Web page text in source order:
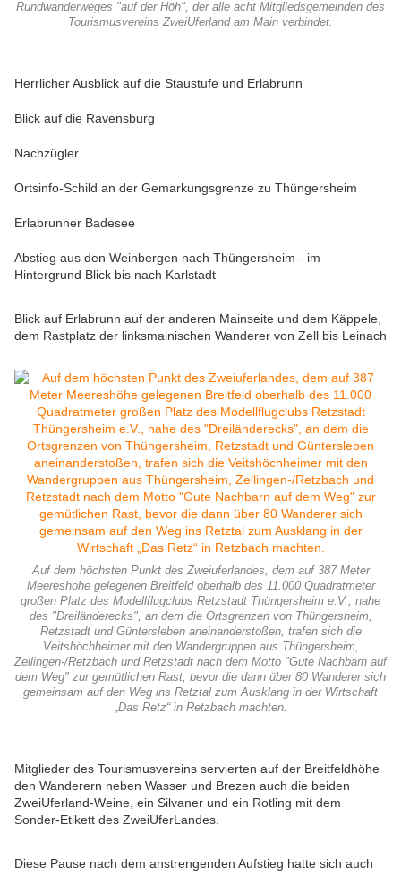
Rundwanderweges "auf der Höh", der alle acht Mitgliedsgemeinden des
Tourismusvereins ZweiUferland am Main verbindet.
Herrlicher Ausblick auf die Staustufe und Erlabrunn
Blick auf die Ravensburg
Nachzügler
Ortsinfo-Schild an der Gemarkungsgrenze zu Thüngersheim
Erlabrunner Badesee
Abstieg aus den Weinbergen nach Thüngersheim - im
Hintergrund Blick bis nach Karlstadt
Blick auf Erlabrunn auf der anderen Mainseite und dem Käppele,
dem Rastplatz der linksmainischen Wanderer von Zell bis Leinach
Auf dem höchsten Punkt des Zweiuferlandes, dem auf 387 Meter
Meereshöhe gelegenen Breitfeld oberhalb des 11.000 Quadratmeter
großen Platz des Modellflugclubs Retzstadt Thüngersheim e.V., nahe
des "Dreiländerecks", an dem die Ortsgrenzen von Thüngersheim,
Retzstadt und Güntersleben aneinanderstoßen, trafen sich die
Veitshöchheimer mit den Wandergruppen aus Thüngersheim,
Zellingen-/Retzbach und Retzstadt nach dem Motto "Gute Nachbarn auf
dem Weg" zur gemütlichen Rast, bevor die dann über 80 Wanderer sich
gemeinsam auf den Weg ins Retztal zum Ausklang in der Wirtschaft
„Das Retz“ in Retzbach machten.
Mitglieder des Tourismusvereins servierten auf der Breitfeldhöhe
den Wanderern neben Wasser und Brezen auch die beiden
ZweiUferland-Weine, ein Silvaner und ein Rotling mit dem
Sonder-Etikett des ZweiUferLandes.
Diese Pause nach dem anstrengenden Aufstieg hatte sich auch